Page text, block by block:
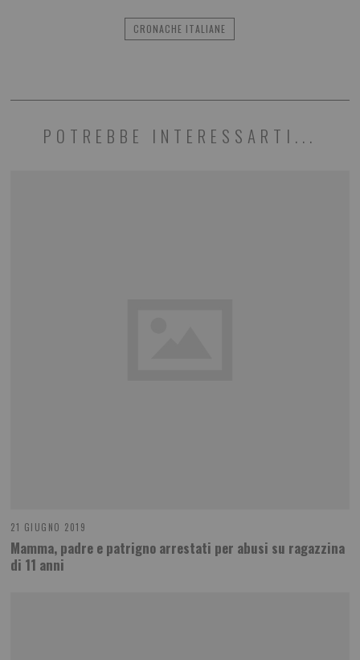
CRONACHE ITALIANE
POTREBBE INTERESSARTI...
21 GIUGNO 2019
Mamma, padre e patrigno arrestati per abusi su ragazzina
di 11 anni